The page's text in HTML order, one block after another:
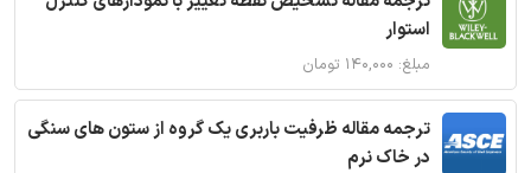
استوار
مبلغ: ۱۴۰,۰۰۰ تومان
ترجمه مقاله ظرفیت باربری یک گروه از ستون های سنگی
در خاک نرم